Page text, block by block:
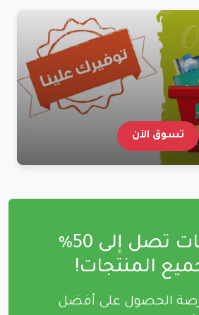
تسوق الآن
تخفيضات تصل إلى 50٪
المنتجات!
الحصول على أفضل